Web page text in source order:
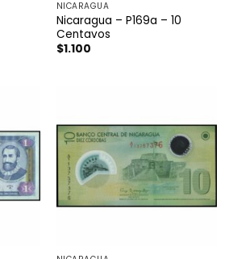
NICARAGUA
Nicaragua – P169a – 10
Centavos
$1.100